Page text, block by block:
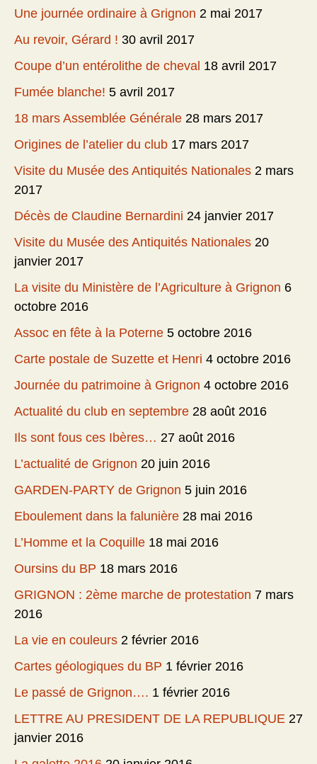
Une journée ordinaire à Grignon 2 mai 2017
Au revoir, Gérard ! 30 avril 2017
Coupe d’un entérolithe de cheval 18 avril 2017
Fumée blanche! 5 avril 2017
18 mars Assemblée Générale 28 mars 2017
Origines de l’atelier du club 17 mars 2017
Visite du Musée des Antiquités Nationales 2 mars
2017
Décès de Claudine Bernardini 24 janvier 2017
Visite du Musée des Antiquités Nationales 20
janvier 2017
La visite du Ministère de l’Agriculture à Grignon 6
octobre 2016
Assoc en fête à la Poterne 5 octobre 2016
Carte postale de Suzette et Henri 4 octobre 2016
Journée du patrimoine à Grignon 4 octobre 2016
Actualité du club en septembre 28 août 2016
Ils sont fous ces Ibères… 27 août 2016
L’actualité de Grignon 20 juin 2016
GARDEN-PARTY de Grignon 5 juin 2016
Eboulement dans la falunière 28 mai 2016
L’Homme et la Coquille 18 mai 2016
Oursins du BP 18 mars 2016
GRIGNON : 2ème marche de protestation 7 mars
2016
La vie en couleurs 2 février 2016
Cartes géologiques du BP 1 février 2016
Le passé de Grignon…. 1 février 2016
LETTRE AU PRESIDENT DE LA REPUBLIQUE 27
janvier 2016